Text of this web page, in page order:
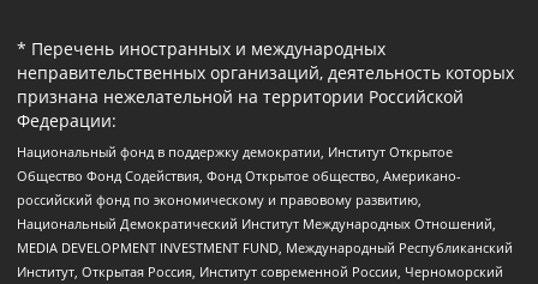
* Перечень иностранных и международных
неправительственных организаций, деятельность которых
признана нежелательной на территории Российской
Федерации:
Национальный фонд в поддержку демократии, Институт Открытое
Общество Фонд Содействия, Фонд Открытое общество, Американо-
российский фонд по экономическому и правовому развитию,
Национальный Демократический Институт Международных Отношений,
MEDIA DEVELOPMENT INVESTMENT FUND, Международный Республиканский
Институт, Открытая Россия, Институт современной России, Черноморский